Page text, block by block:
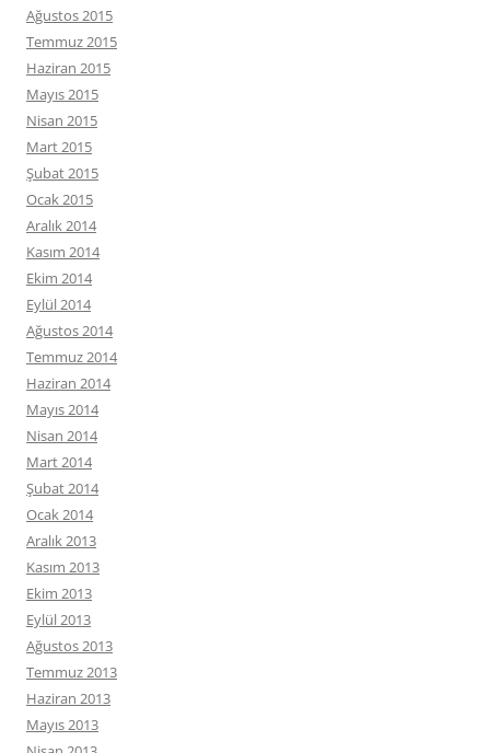
Ağustos 2015
Temmuz 2015
Haziran 2015
Mayıs 2015
Nisan 2015
Mart 2015
Şubat 2015
Ocak 2015
Aralık 2014
Kasım 2014
Ekim 2014
Eylül 2014
Ağustos 2014
Temmuz 2014
Haziran 2014
Mayıs 2014
Nisan 2014
Mart 2014
Şubat 2014
Ocak 2014
Aralık 2013
Kasım 2013
Ekim 2013
Eylül 2013
Ağustos 2013
Temmuz 2013
Haziran 2013
Mayıs 2013